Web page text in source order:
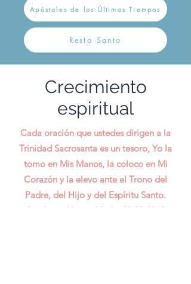
Apóstoles de los Últimos Tiempos
Resto Santo
Crecimiento
espiritual
Cada oración que ustedes dirigen a la
Trinidad Sacrosanta es un tesoro, Yo la
tomo en Mis Manos, la coloco en Mi
Corazón y la elevo ante el Trono del
Padre, del Hijo y del Espíritu Santo.
Santísima Virgen María,
20.08.2018